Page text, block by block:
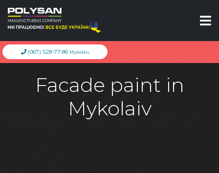
(067) 528-77-86 Mykolaiv
Facade paint in
Mykolaiv